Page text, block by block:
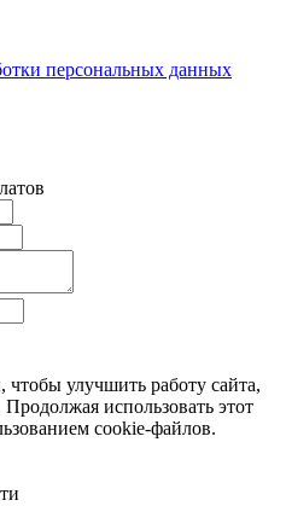
персональных данных
улучшить работу сайта,
использовать этот
cookie-файлов.